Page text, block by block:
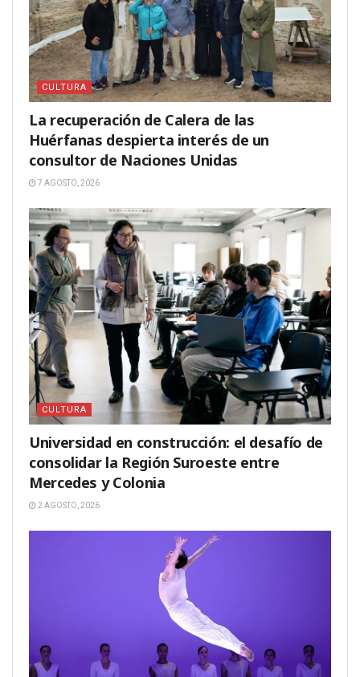
CULTURA
La recuperación de Calera de las
Huérfanas despierta interés de un
consultor de Naciones Unidas
7 AGOSTO, 2026
CULTURA
Universidad en construcción: el desafío de
consolidar la Región Suroeste entre
Mercedes y Colonia
2 AGOSTO, 2026